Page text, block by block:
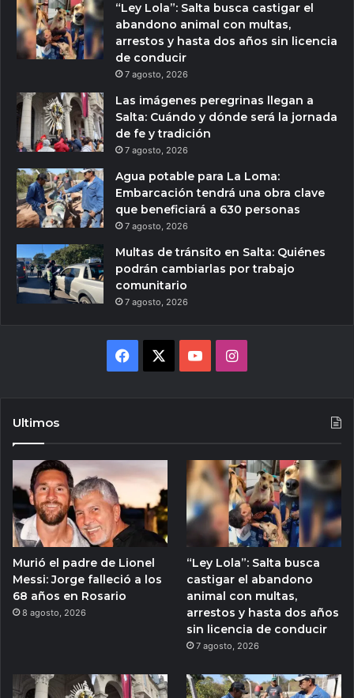
“Ley Lola”: Salta busca castigar el
abandono animal con multas,
arrestos y hasta dos años sin licencia
de conducir
7 agosto, 2026
Las imágenes peregrinas llegan a
Salta: Cuándo y dónde será la jornada
de fe y tradición
7 agosto, 2026
Agua potable para La Loma:
Embarcación tendrá una obra clave
que beneficiará a 630 personas
7 agosto, 2026
Multas de tránsito en Salta: Quiénes
podrán cambiarlas por trabajo
comunitario
7 agosto, 2026
Facebook YouTubeInstagram
Ultimos
Murió el padre de Lionel
Messi: Jorge falleció a los
68 años en Rosario
8 agosto, 2026
“Ley Lola”: Salta busca
castigar el abandono
animal con multas,
arrestos y hasta dos años
sin licencia de conducir
7 agosto, 2026